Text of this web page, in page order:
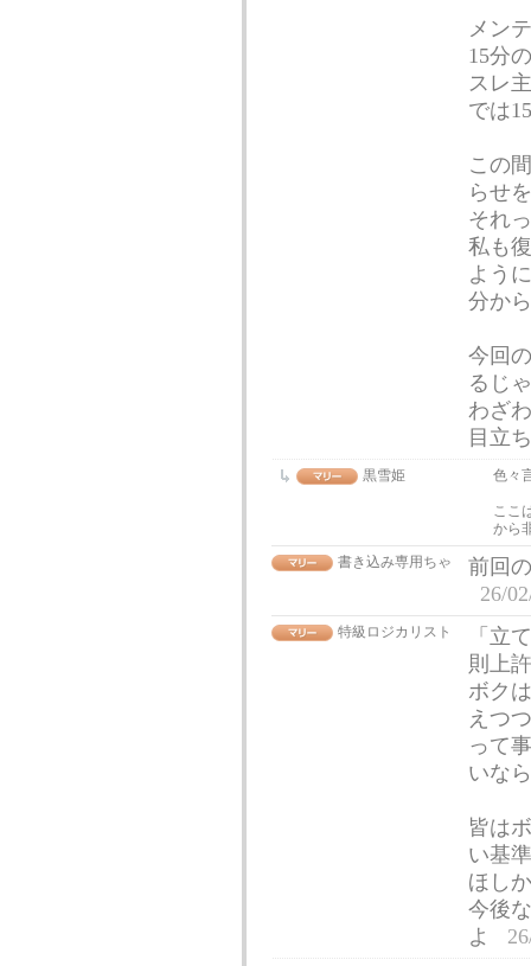
メン
15分
スレ
では
この
らせ
それ
私も
よう
分か
今回
るじ
わざ
目立
黒雪姫 色々
ここ
から
書き込み専用ちゃ
前回
26/
特級ロジカリスト
「立
則上
ボク
えつ
って
いな
皆は
い基
ほし
今後
よ